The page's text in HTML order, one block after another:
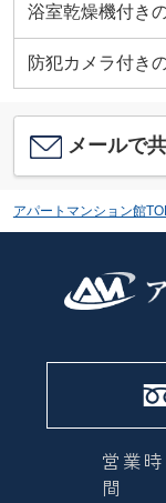
浴室乾燥機付き
防犯カメラ付き
メールで
アパートマンション館
営業時
間